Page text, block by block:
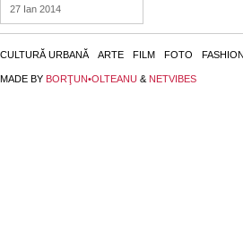
27 Ian 2014
CULTURĂ URBANĂ ARTE FILM FOTO FASHION
MADE BY BORŢUN•OLTEANU & NETVIBES